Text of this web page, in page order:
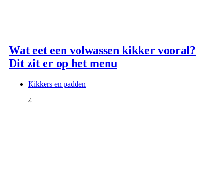
Wat eet een volwassen kikker vooral?
Dit zit er op het menu
Kikkers en padden
4